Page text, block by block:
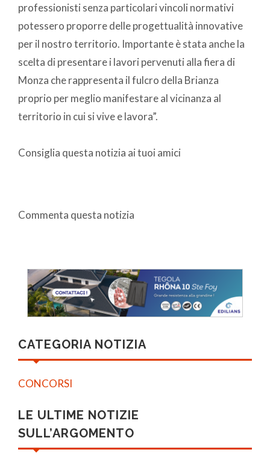
professionisti senza particolari vincoli normativi
potessero proporre delle progettualità innovative
per il nostro territorio. Importante è stata anche la
scelta di presentare i lavori pervenuti alla fiera di
Monza che rappresenta il fulcro della Brianza
proprio per meglio manifestare al vicinanza al
territorio in cui si vive e lavora”.
Consiglia questa notizia ai tuoi amici
Commenta questa notizia
CATEGORIA NOTIZIA
CONCORSI
LE ULTIME NOTIZIE
SULL’ARGOMENTO